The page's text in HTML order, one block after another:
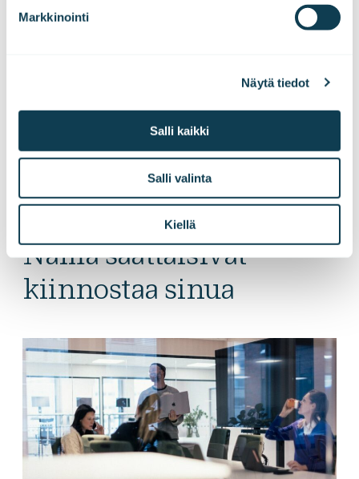
Markkinointi
Näytä tiedot
Salli kaikki
Salli valinta
Kiellä
Projekti- ja muutosjohtamisen työkalut ja
Nämä saattaisivat
kiinnostaa sinua